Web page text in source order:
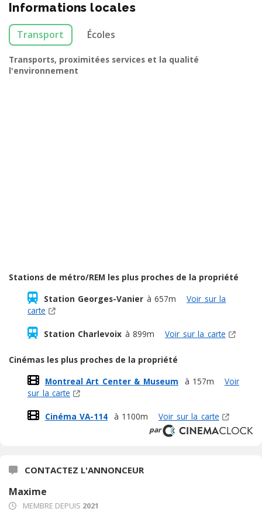
Informations locales
Transport Écoles
Transports, proximitées services et la qualité
l'environnement
Stations de métro/REM les plus proches de la propriété
Station Georges-Vanier à 657m
Voir sur la
carte
Station Charlevoix à 899m Voir sur la carte
Cinémas les plus proches de la propriété
Montreal Art Center & Museum
à 157m
Voir
sur la carte
Cinéma VA-114 à 1100m Voir sur la carte
par
CONTACTEZ L'ANNONCEUR
Maxime
MEMBRE DEPUIS 2021